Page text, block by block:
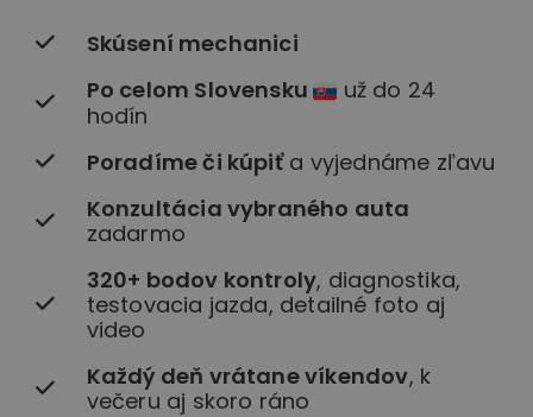
Skúsení mechanici
Po celom Slovensku
už do 24
hodín
Poradíme či kúpiťa vyjednáme zľavu
Konzultácia vybraného auta
zadarmo
320+ bodov kontroly, diagnostika,
testovacia jazda, detailné foto aj
video
Každý deň vrátane víkendov, k
večeru aj skoro ráno